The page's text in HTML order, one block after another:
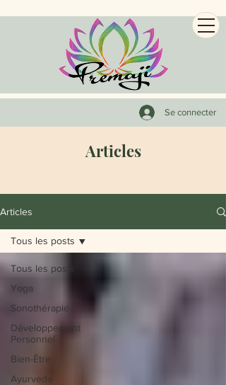
Se connecter
Articles
Articles
Tous les posts
Yoga
Sonothérapie
Développement
Personnel
Bien-Être
Ayurveda
Tous les posts